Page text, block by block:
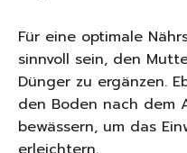
Für eine optimale
sinnvoll sein, den
Dünger zu ergänzen.
den Boden nach dem
bewässern, um das